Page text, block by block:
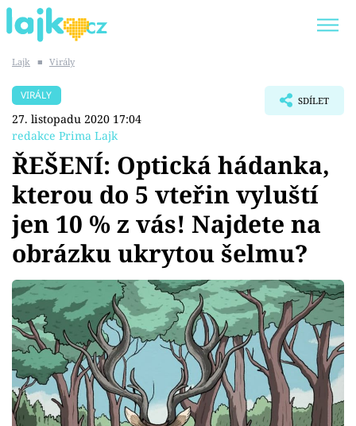
SHOPAHOLICADEL
Témata
Showbyznys
Youtubeři
Virály
Sex a vztahy
Videa
Lajk ■ Virály
VIRÁLY
27. listopadu 2020 17:04
redakce Prima Lajk
SDÍLET
ŘEŠENÍ: Optická hádanka,
kterou do 5 vteřin vyluští
jen 10 % z vás! Najdete na
obrázku ukrytou šelmu?